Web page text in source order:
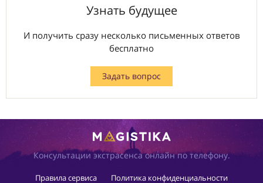
Узнать будущее
И получить сразу несколько письменных ответов
бесплатно
Задать вопрос
Консультации экстрасенса онлайн по телефону.
Правила сервиса Политика конфиденциальности